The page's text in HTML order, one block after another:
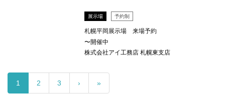
展示場 予約制
札幌平岡展示場 来場予約
〜開催中
株式会社アイ工務店 札幌東支店
1 2 3 › »